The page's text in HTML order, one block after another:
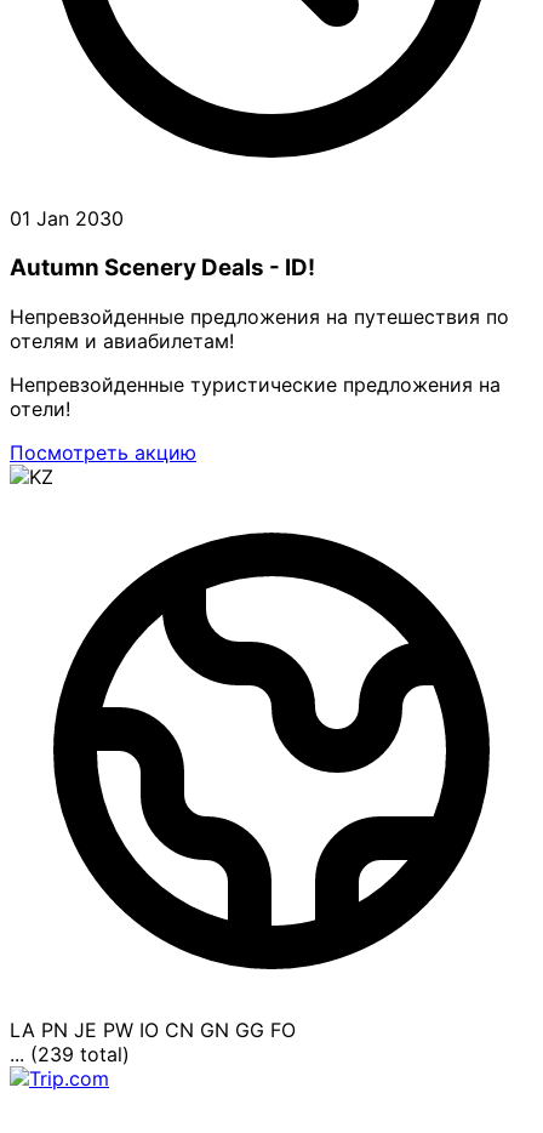
01 Jan 2030
Autumn Scenery Deals - ID!
Непревзойденные предложения на путешествия по
отелям и авиабилетам!
Непревзойденные туристические предложения на
отели!
Посмотреть акцию
LA PN JE PW IO CN GN GG FO
... (239 total)